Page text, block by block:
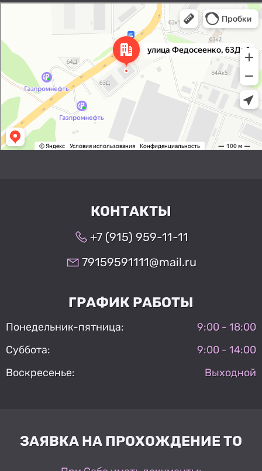
Нижний Новгород
Улица Федосеенко, 63Дк1 —
Яндекс Карты
КОНТАКТЫ
+7 (915) 959-11-11
79159591111@mail.ru
ГРАФИК РАБОТЫ
Понедельник-пятница:
9:00 - 18:00
Суббота:
9:00 - 14:00
Воскресенье:
Выходной
ЗАЯВКА НА ПРОХОЖДЕНИЕ ТО